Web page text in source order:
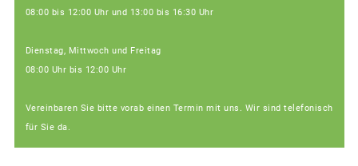
08:00 bis 12:00 Uhr und 13:00 bis 16:30 Uhr
Dienstag, Mittwoch und Freitag
08:00 Uhr bis 12:00 Uhr
Vereinbaren Sie bitte vorab einen Termin mit uns. Wir sind telefonisch
für Sie da.